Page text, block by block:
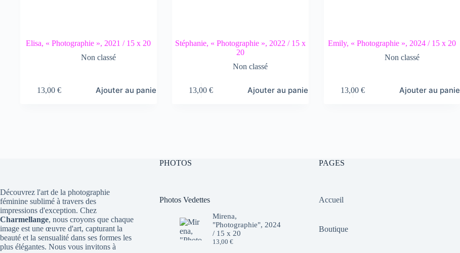
Elisa, « Photographie », 2021 / 15 x 20
Non classé
13,00€ Ajouter au panier
Stéphanie, « Photographie », 2022 / 15 x
20
Non classé
13,00€ Ajouter au panier
Emily, « Photographie », 2024 / 15 x 20
Non classé
13,00€ Ajouter au panier
Découvrez l'art de la photographie
féminine sublimé à travers des
impressions d'exception. Chez
Charmellange, nous croyons que chaque
image est une œuvre d'art, capturant la
beauté et la sensualité dans ses formes les
plus élégantes. Nous vous invitons à
PHOTOS
Photos Vedettes
Mirena,
"Photographie", 2024
/ 15 x 20
13,00 €
PAGES
Accueil
Boutique